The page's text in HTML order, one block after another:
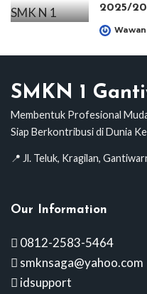
2025/
Posted
SMKN 1
Membentuk Profesional
Siap Berkontribusi di Dunia
📍 Jl. Teluk, Kragilan,
Our Information
0812-2583-5464
smknsaga@yahoo.com
idsupport